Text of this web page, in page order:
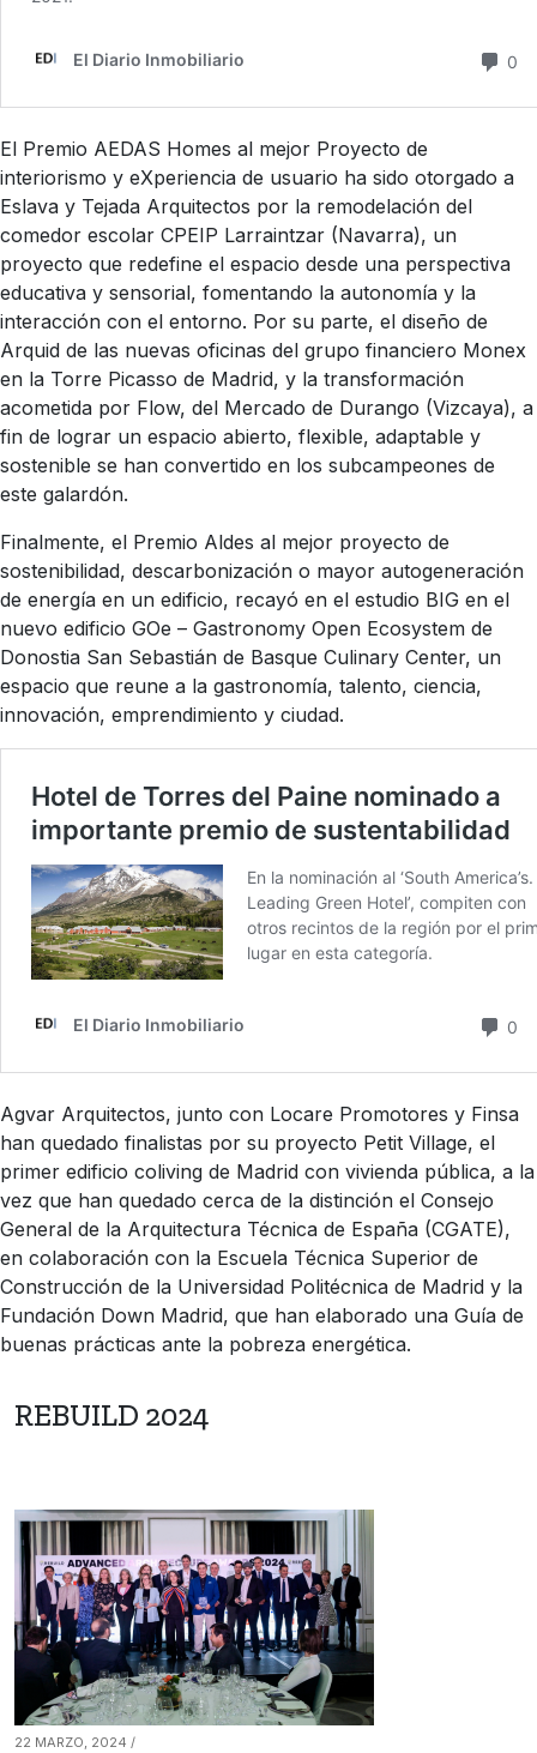
El Premio AEDAS Homes al mejor Proyecto de
interiorismo y eXperiencia de usuario ha sido otorgado a
Eslava y Tejada Arquitectos por la remodelación del
comedor escolar CPEIP Larraintzar (Navarra), un
proyecto que redefine el espacio desde una perspectiva
educativa y sensorial, fomentando la autonomía y la
interacción con el entorno. Por su parte, el diseño de
Arquid de las nuevas oficinas del grupo financiero Monex
en la Torre Picasso de Madrid, y la transformación
acometida por Flow, del Mercado de Durango (Vizcaya), a
fin de lograr un espacio abierto, flexible, adaptable y
sostenible se han convertido en los subcampeones de
este galardón.
Finalmente, el Premio Aldes al mejor proyecto de
sostenibilidad, descarbonización o mayor autogeneración
de energía en un edificio, recayó en el estudio BIG en el
nuevo edificio GOe – Gastronomy Open Ecosystem de
Donostia San Sebastián de Basque Culinary Center, un
espacio que reune a la gastronomía, talento, ciencia,
innovación, emprendimiento y ciudad.
Agvar Arquitectos, junto con Locare Promotores y Finsa
han quedado finalistas por su proyecto Petit Village, el
primer edificio coliving de Madrid con vivienda pública, a la
vez que han quedado cerca de la distinción el Consejo
General de la Arquitectura Técnica de España (CGATE),
en colaboración con la Escuela Técnica Superior de
Construcción de la Universidad Politécnica de Madrid y la
Fundación Down Madrid, que han elaborado una Guía de
buenas prácticas ante la pobreza energética.
REBUILD 2024
22 MARZO, 2024 /